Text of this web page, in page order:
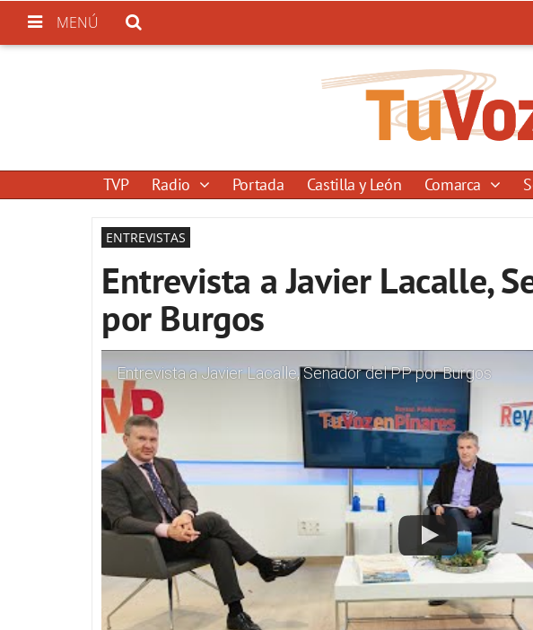
MENÚ
TVP Radio Portada Castilla y León Comarca
ENTREVISTAS
Entrevista a Javier Lacalle,
por Burgos
Entrevista a Javier Lacalle, Senador del PP por Burgos